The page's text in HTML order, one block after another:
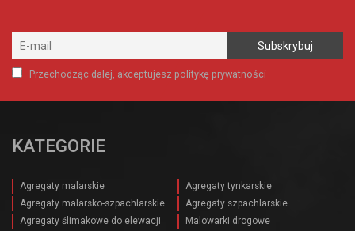
Przechodząc dalej, akceptujesz politykę prywatności
KATEGORIE
Agregaty malarskie
Agregaty tynkarskie
Agregaty malarsko-szpachlarskie
Agregaty szpachlarskie
Agregaty ślimakowe do elewacji
Malowarki drogowe